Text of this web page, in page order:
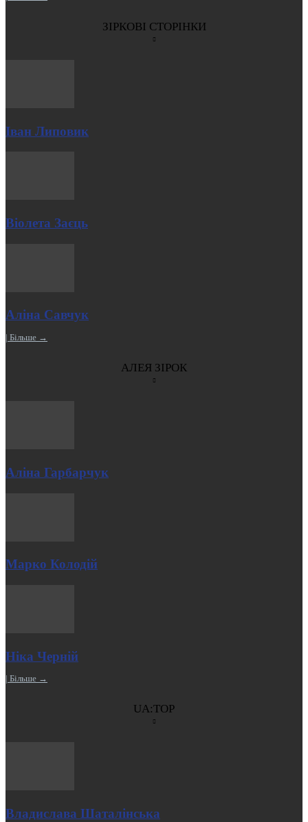
ЗІРКОВІ СТОРІНКИ
Іван Липовик
Віолета Заєць
Аліна Савчук
| Більше →
АЛЕЯ ЗІРОК
Аліна Гарбарчук
Марко Колодій
Ніка Черній
| Більше →
UA:TOP
Владислава Шаталінська